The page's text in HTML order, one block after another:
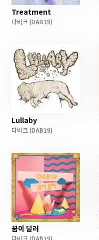
Treatment
다비크 (DAB19)
Lullaby
다비크 (DAB19)
꿈이 달러
다비크 (DAB19)